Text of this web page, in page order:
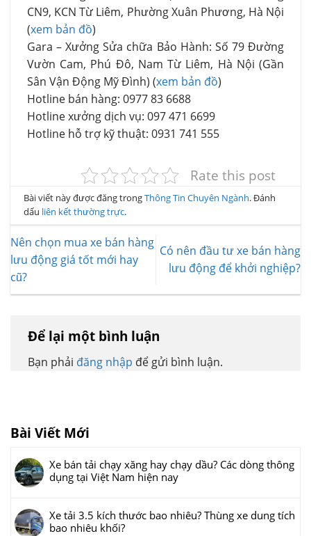
CN9, KCN Từ Liêm, Phường Xuân Phương, Hà Nội
(xem bản đồ)
Gara – Xưởng Sửa chữa Bảo Hành: Số 79 Đường
Vườn Cam, Phú Đô, Nam Từ Liêm, Hà Nội (Gần
Sân Vận Động Mỹ Đình) (xem bản đồ)
Hotline bán hàng: 0977 83 6688
Hotline xưởng dịch vụ: 097 471 6699
Hotline hỗ trợ kỹ thuật: 0931 741 555
Rate this post
Bài viết này được đăng trongThông Tin Chuyên Ngành. Đánh
dấu liên kết thường trực.
Nên chọn mua xe bán hàng
lưu động giá tốt mới hay
cũ?
Có nên đầu tư xe bán hàng
lưu động để khởi nghiệp?
Để lại một bình luận
Bạn phải đăng nhập để gửi bình luận.
Bài Viết Mới
Xe bán tải chạy xăng hay chạy dầu? Các dòng thông
dụng tại Việt Nam hiện nay
Xe tải 3.5 kích thước bao nhiêu? Thùng xe dung tích
bao nhiêu khối?